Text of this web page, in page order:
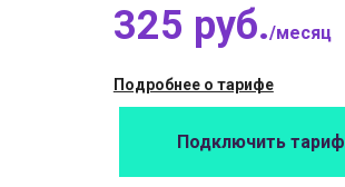
325 руб./месяц
Подробнее о тарифе
Подключить тариф